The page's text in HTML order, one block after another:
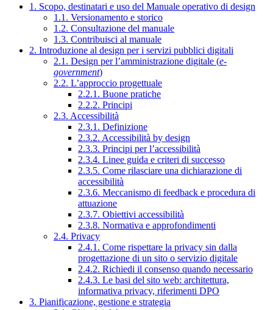
1. Scopo, destinatari e uso del Manuale operativo di design
1.1. Versionamento e storico
1.2. Consultazione del manuale
1.3. Contribuisci al manuale
2. Introduzione al design per i servizi pubblici digitali
2.1. Design per l’amministrazione digitale (e-
government)
2.2. L’approccio progettuale
2.2.1. Buone pratiche
2.2.2. Principi
2.3. Accessibilità
2.3.1. Definizione
2.3.2. Accessibilità by design
2.3.3. Principi per l’accessibilità
2.3.4. Linee guida e criteri di successo
2.3.5. Come rilasciare una dichiarazione di
accessibilità
2.3.6. Meccanismo di feedback e procedura di
attuazione
2.3.7. Obiettivi accessibilità
2.3.8. Normativa e approfondimenti
2.4. Privacy
2.4.1. Come rispettare la privacy sin dalla
progettazione di un sito o servizio digitale
2.4.2. Richiedi il consenso quando necessario
2.4.3. Le basi del sito web: architettura,
informativa privacy, riferimenti DPO
3. Pianificazione, gestione e strategia